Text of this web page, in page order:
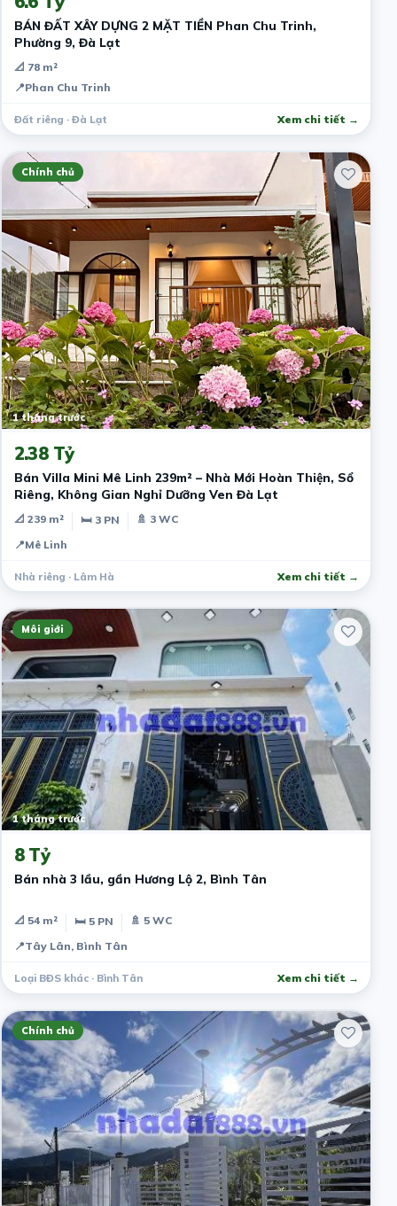
BÁN ĐẤT XÂY DỰNG 2 MẶT TIỀN Phan Chu Trinh,
Phường 9, Đà Lạt
📐 78 m²
📍Phan Chu Trinh
Đất riêng · Đà Lạt Xem chi tiết →
Chính chủ
1 tháng trước
2.38 Tỷ
Bán Villa Mini Mê Linh 239m² – Nhà Mới Hoàn Thiện, Sổ
Riêng, Không Gian Nghỉ Dưỡng Ven Đà Lạt
📐 239 m² 🛏 3 PN
🚿 3 WC
📍Mê Linh
Nhà riêng · Lâm Hà Xem chi tiết →
Môi giới
1 tháng trước
8 Tỷ
Bán nhà 3 lầu, gần Hương Lộ 2, Bình Tân
📐 54 m² 🛏 5 PN
🚿 5 WC
📍Tây Lân, Bình Tân
Loại BĐS khác · Bình Tân Xem chi tiết →
Chính chủ